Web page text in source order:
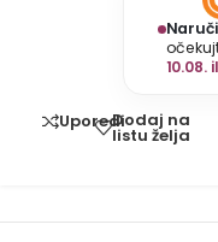
10.08.
UporediDodaj na
listu želja